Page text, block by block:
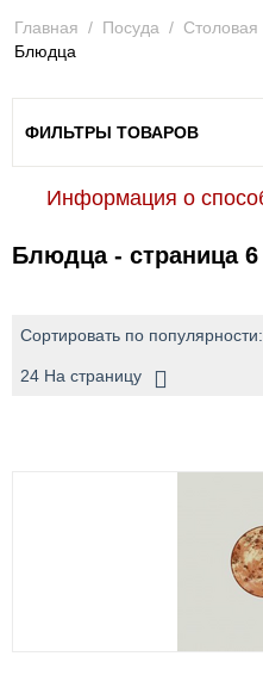
Главная / Посуда / Столовая
Блюдца
ФИЛЬТРЫ ТОВАРОВ
Информация о
Блюдца - страница 6
Сортировать по
24 На страницу